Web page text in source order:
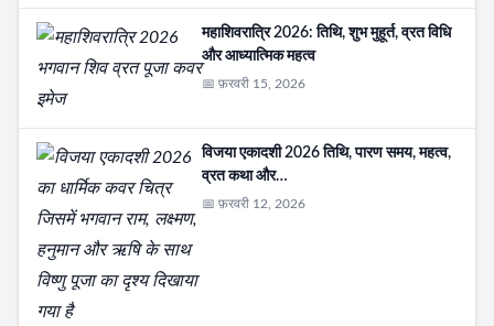
महाशिवरात्रि 2026: तिथि, शुभ मुहूर्त, व्रत विधि
और आध्यात्मिक महत्व
📅 फ़रवरी 15, 2026
विजया एकादशी 2026 तिथि, पारण समय, महत्व,
व्रत कथा और…
📅 फ़रवरी 12, 2026